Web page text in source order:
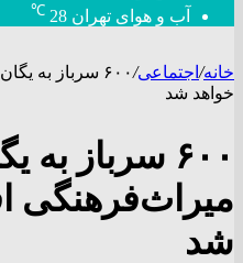
آب و هوای تهران 28
℃
خانه/ اجتماعی/
۶۰۰ سرباز به
خواهد شد
۶۰۰ سرباز
میراث‌فرهنگی
شد